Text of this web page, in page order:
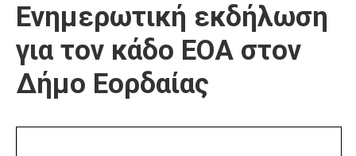
Ενημερωτική εκδήλωση
για τον κάδο ΕΟΑ στον
Δήμο Εορδαίας